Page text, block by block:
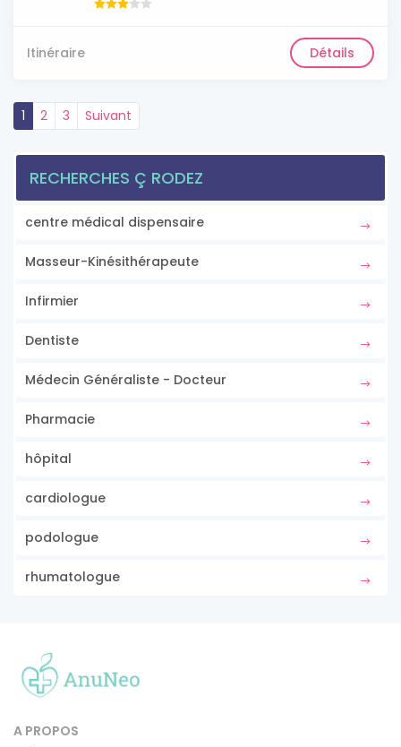
Itinéraire Détails
1 2 3 Suivant
RECHERCHES Ç RODEZ
centre médical dispensaire
Masseur-Kinésithérapeute
Infirmier
Dentiste
Médecin Généraliste - Docteur
Pharmacie
hôpital
cardiologue
podologue
rhumatologue
A PROPOS